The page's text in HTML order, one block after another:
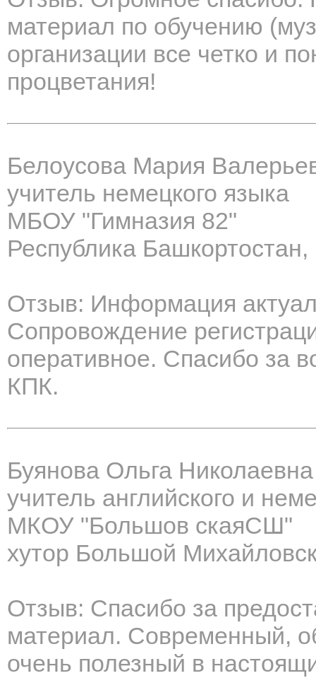
материал по обучению
организации все четко и
процветания!
Белоусова Мария
учитель немецкого языка
МБОУ "Гимназия 82"
Республика
Отзыв: Информация
Сопровождение
оперативное. Спасибо за
КПК.
Буянова Ольга Николаевна
учитель английского и
МКОУ "Большов скаяСШ"
хутор Большой
Отзыв: Спасибо за
материал. Современный,
очень полезный в